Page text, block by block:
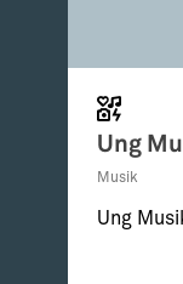
Ung
Musik
Ung